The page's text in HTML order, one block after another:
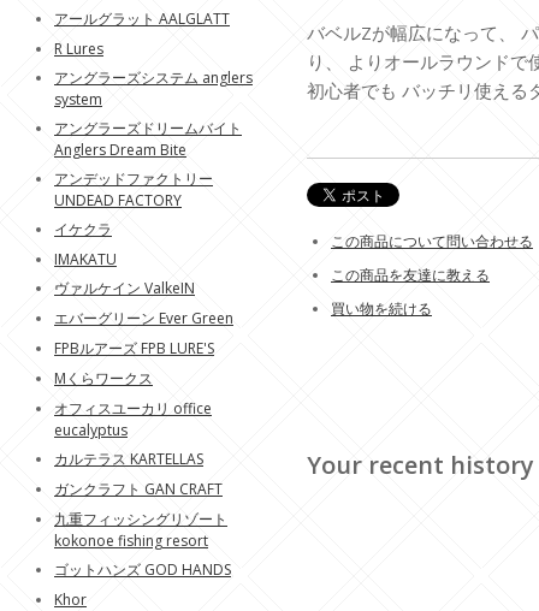
バベルZが幅広になって、
り、 よりオールラウンド
初心者でも バッチリ使える
この商品について問い合わせる
この商品を友達に教える
買い物を続ける
Your recent history
アールグラット AALGLATT
R Lures
アングラーズシステム anglers
system
アングラーズドリームバイト
Anglers Dream Bite
アンデッドファクトリー
UNDEAD FACTORY
イケクラ
IMAKATU
ヴァルケイン ValkeIN
エバーグリーン Ever Green
FPBルアーズ FPB LURE'S
Mくらワークス
オフィスユーカリ office
eucalyptus
カルテラス KARTELLAS
ガンクラフト GAN CRAFT
九重フィッシングリゾート
kokonoe fishing resort
ゴットハンズ GOD HANDS
Khor